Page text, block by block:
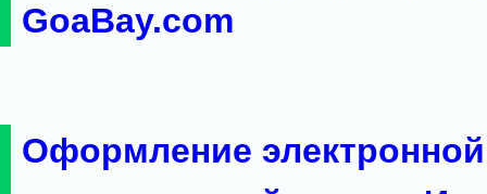
GoaBay.com
Оформление электронной